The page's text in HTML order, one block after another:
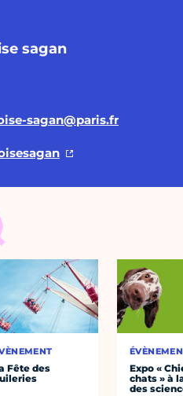
sagan
sagan@paris.fr
Fête des
Expo «
chats » à
des